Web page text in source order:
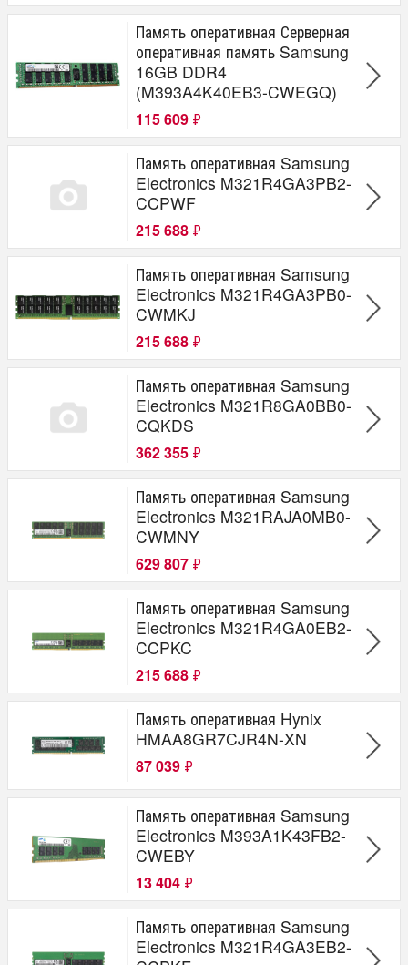
Память оперативная Серверная
оперативная память Samsung
16GB DDR4
(M393A4K40EB3-CWEGQ)
115 609 ₽
Память оперативная Samsung
Electronics M321R4GA3PB2-
CCPWF
215 688 ₽
Память оперативная Samsung
Electronics M321R4GA3PB0-
CWMKJ
215 688 ₽
Память оперативная Samsung
Electronics M321R8GA0BB0-
CQKDS
362 355 ₽
Память оперативная Samsung
Electronics M321RAJA0MB0-
CWMNY
629 807 ₽
Память оперативная Samsung
Electronics M321R4GA0EB2-
CCPKC
215 688 ₽
Память оперативная Hynix
HMAA8GR7CJR4N-XN
87 039 ₽
Память оперативная Samsung
Electronics M393A1K43FB2-
CWEBY
13 404 ₽
Память оперативная Samsung
Electronics M321R4GA3EB2-